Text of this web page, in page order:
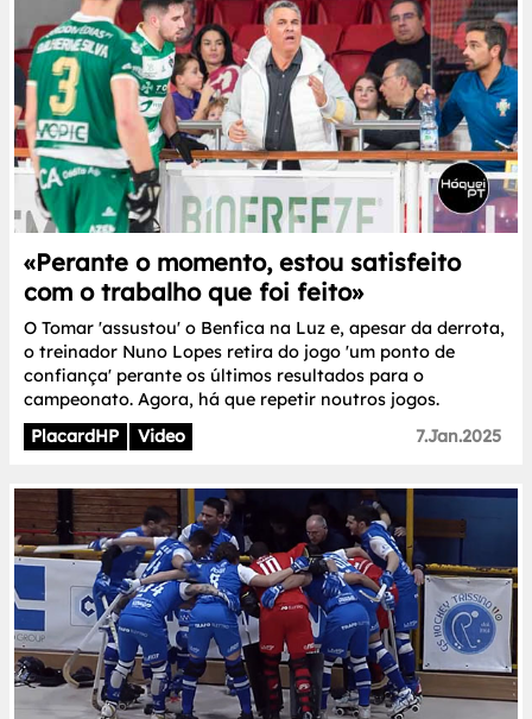
«Perante o momento, estou satisfeito
com o trabalho que foi feito»
O Tomar 'assustou' o Benfica na Luz e, apesar da derrota,
o treinador Nuno Lopes retira do jogo 'um ponto de
confiança' perante os últimos resultados para o
campeonato. Agora, há que repetir noutros jogos.
PlacardHP
Video 7.Jan.2025